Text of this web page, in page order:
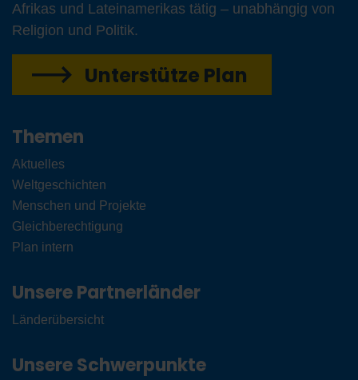
Afrikas und Lateinamerikas tätig – unabhängig von
Religion und Politik.
Unterstütze Plan
Themen
Aktuelles
Weltgeschichten
Menschen und Projekte
Gleichberechtigung
Plan intern
Unsere Partnerländer
Länderübersicht
Unsere Schwerpunkte